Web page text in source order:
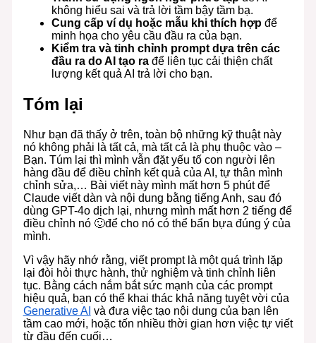
không hiểu sai và trả lời tầm bậy tầm bạ.
Cung cấp ví dụ hoặc mẫu khi thích hợpđể
minh họa cho yêu cầu đầu ra của bạn.
Kiểm tra và tinh chỉnh prompt dựa trên các
đầu ra do AI tạo rađể liên tục cải thiện chất
lượng kết quả AI trả lời cho bạn.
Tóm lại
Như bạn đã thấy ở trên, toàn bộ những kỹ thuật này
nó không phải là tất cả, mà tất cả là phụ thuộc vào –
Bạn. Túm lại thì mình vẫn đặt yếu tố con người lên
hàng đầu để điều chỉnh kết quả của AI, tự thân mình
chỉnh sửa,… Bài viết này mình mất hơn 5 phút để
Claude viết dàn và nội dung bằng tiếng Anh, sau đó
dùng GPT-4o dịch lại, nhưng mình mất hơn 2 tiếng để
điều chỉnh nó 🙂để cho nó có thể bẩn bựa đúng ý của
mình.
Vì vậy hãy nhớ rằng, viết prompt là một quá trình lặp
lại đòi hỏi thực hành, thử nghiệm và tinh chỉnh liên
tục. Bằng cách nắm bắt sức mạnh của các prompt
hiệu quả, bạn có thể khai thác khả năng tuyệt vời của
Generative AI và đưa việc tạo nội dung của bạn lên
tầm cao mới, hoặc tốn nhiều thời gian hơn việc tự viết
từ đầu đến cuối…